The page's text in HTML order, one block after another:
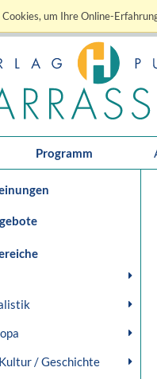
um Ihre Online-
Programm
/ Geschichte